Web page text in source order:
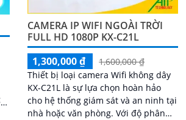
CAMERA IP WIFI NGOÀI TRỜI
FULL HD 1080P KX-C21L
1,300,000 ₫
1,600,000 ₫
Thiết bị loại camera Wifi không dây
KX-C21L là sự lựa chọn hoàn hảo
cho hệ thống giám sát và an ninh tại
nhà hoặc văn phòng. Với độ phân